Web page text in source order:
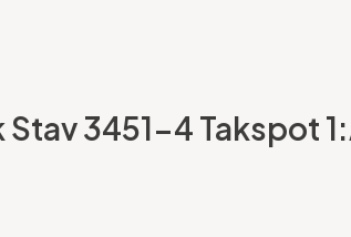
3451-4 Takspot